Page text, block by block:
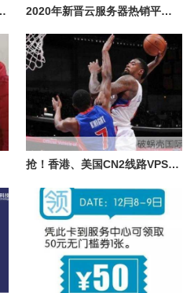
陆速度最佳选择？ 2020年新晋云服务器热销平台，按小时计费全新体验
抢！香港、美国CN2线路VPS火爆售罄，最后几款高配方案库存紧张